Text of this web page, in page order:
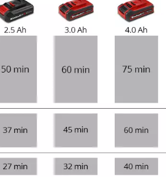
This content is not permitted to load due
to trackers that are not disclosed to the
visitor. The website owner needs to setup